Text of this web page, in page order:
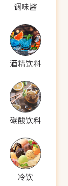
调味酱
酒精饮料
碳酸饮料
冷饮